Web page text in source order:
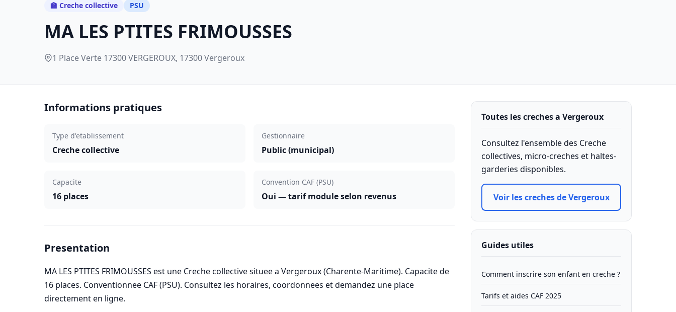
🏫 Creche collective PSU
MA LES PTITES FRIMOUSSES
1 Place Verte 17300 VERGEROUX, 17300 Vergeroux
Informations pratiques
Type d'etablissement
Creche collective
Gestionnaire
Public (municipal)
Capacite
16 places
Convention CAF (PSU)
Oui — tarif module selon revenus
Presentation
MA LES PTITES FRIMOUSSES est une Creche collective situee a Vergeroux (Charente-Maritime). Capacite de
16 places. Conventionnee CAF (PSU). Consultez les horaires, coordonnees et demandez une place
directement en ligne.
Toutes les creches a Vergeroux
Consultez l'ensemble des Creche
collectives, micro-creches et haltes-
garderies disponibles.
Voir les creches de Vergeroux
Guides utiles
Comment inscrire son enfant en creche ?
Tarifs et aides CAF 2025